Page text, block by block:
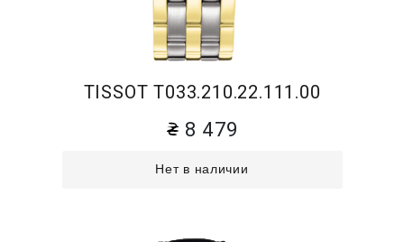
TISSOT T033.210.22.111.00
8 479
Нет в наличии